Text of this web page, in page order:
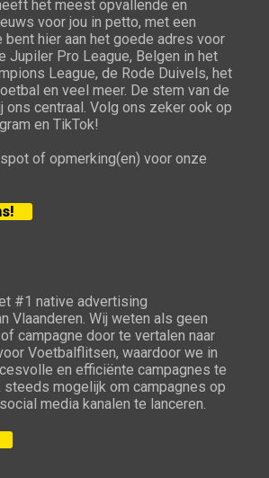
het meest opvallende en
voor jou in petto, met een
hier aan het goede adres voor
Jupiler Pro League, Belgen in het
League, de Rode Duivels, het
en veel meer. De stem van de
ons centraal. Volg ons zeker ook op
en TikTok!
of opmerking(en) voor onze
#1 native advertising
Vlaanderen. Wij weten als geen
campagne door te vertalen naar
Voetbalflitsen, waardoor we in
en efficiënte campagnes te
steeds mogelijk om campagnes op
media kanalen te lanceren.